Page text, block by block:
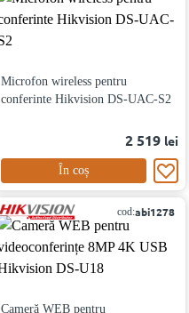
Microfon wireless pentru
conferinte Hikvision DS-UAC-S2
2 519 lei
În coș
cod:abi1278
Cameră WEB pentru